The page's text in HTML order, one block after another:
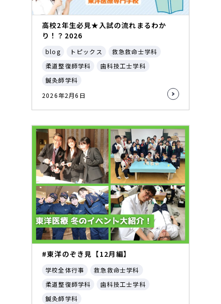
高校2年生必見★入試の流れまるわか
り！？2026
blog トピックス
救急救命士学科
柔道整復師学科
歯科技工士学科
鍼灸師学科
2026年2月6日
#東洋のぞき見【12月編】
学校全体行事
救急救命士学科
柔道整復師学科
歯科技工士学科
鍼灸師学科